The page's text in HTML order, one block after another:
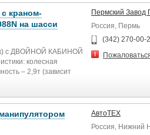
краном-
на шасси
с ДВОЙНОЙ КАБИНОЙ
колесная
– 2,9т (зависит
Пермский Завод
Россия, Пермь
(342) 270-00-
АвтоТЕХ
Россия, Нижний